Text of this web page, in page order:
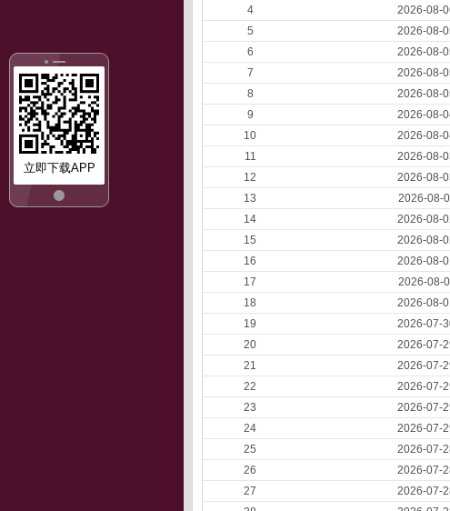
立即下载APP
4
2026-08-
5
2026-08-
6
2026-08-
7
2026-08-
8
2026-08-
9
2026-08-
10
2026-08-
11
2026-08-
12
2026-08-
13
2026-08-
14
2026-08-
15
2026-08-
16
2026-08-
17
2026-08-
18
2026-08-
19
2026-07-
20
2026-07-
21
2026-07-
22
2026-07-
23
2026-07-
24
2026-07-
25
2026-07-
26
2026-07-
27
2026-07-